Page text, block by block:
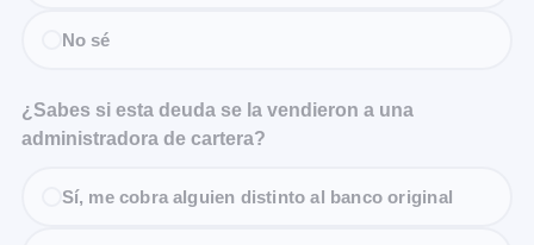
No sé
¿Sabes si esta deuda se la vendieron a una
administradora de cartera?
Sí, me cobra alguien distinto al banco original